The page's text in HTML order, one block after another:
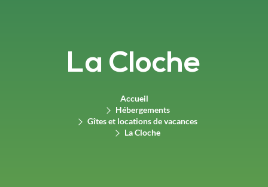
La Cloche
Accueil
Hébergements
Gîtes et locations de vacances
La Cloche